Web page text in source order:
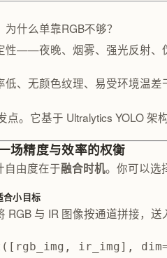
什么单靠RGB不够？
性——夜晚、烟雾、强光反射、
低、无颜色纹理、易受环境温
点。它基于 Ultralytics YOLO
场精度与效率的权衡
自由度在于融合时机。你可以选
合小目标
RGB 与 IR 图像按通道拼接，
ir_img],